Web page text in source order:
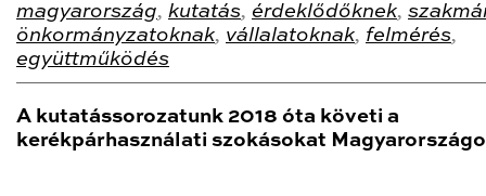
magyarország, kutatás, érdeklődőknek,
önkormányzatoknak, vállalatoknak, felmérés,
együttműködés
A kutatássorozatunk 2018 óta követi a
kerékpárhasználati szokásokat